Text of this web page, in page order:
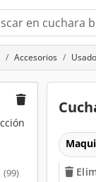
Accesorios
(99)